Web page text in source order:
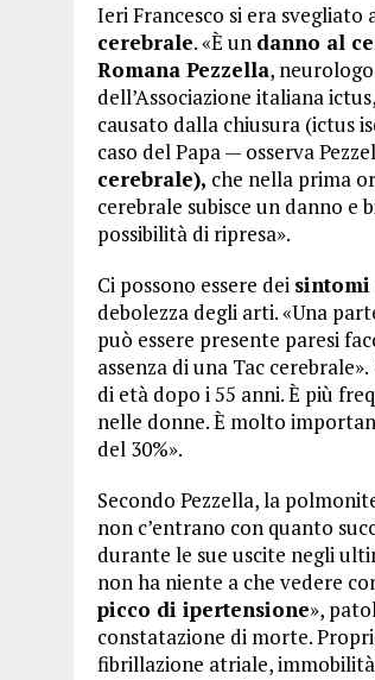
Ieri Francesco si era svegliato
cerebrale. «È un danno al
Romana Pezzella,
dell’Associazione italiana
causato dalla chiusura (ictus
caso del Papa — osserva
cerebrale), che nella prima
cerebrale subisce un danno
possibilità di ripresa».
Ci possono essere dei sintomi
debolezza degli arti. «Una
può essere presente paresi
assenza di una Tac cerebrale».
di età dopo i 55 anni. È più
nelle donne. È molto
del 30%».
Secondo Pezzella, la
non c’entrano con quanto
durante le sue uscite negli
non ha niente a che vedere
picco di ipertensione»,
constatazione di morte.
fibrillazione atriale,